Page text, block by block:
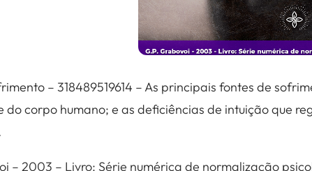
– 318489519614 – As principais fontes de
corpo humano; e as deficiências de intuição que
– 2003 – Livro: Série numérica de normalização